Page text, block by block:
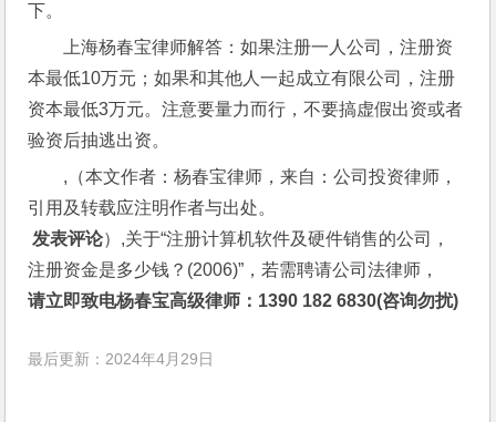
下。
上海杨春宝律师解答：如果注册一人公司，注册资
本最低10万元；如果和其他人一起成立有限公司，注册
资本最低3万元。注意要量力而行，不要搞虚假出资或者
验资后抽逃出资。
,（本文作者：杨春宝律师，来自：公司投资律师，
引用及转载应注明作者与出处。
发表评论）,关于“注册计算机软件及硬件销售的公司，
注册资金是多少钱？(2006)”，若需聘请公司法律师，
请立即致电杨春宝高级律师：1390 182 6830(咨询勿扰)
最后更新：2024年4月29日